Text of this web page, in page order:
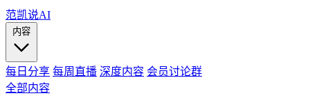
范凯说AI
每日分享 每周直播 深度内容 会员讨论群
全部内容